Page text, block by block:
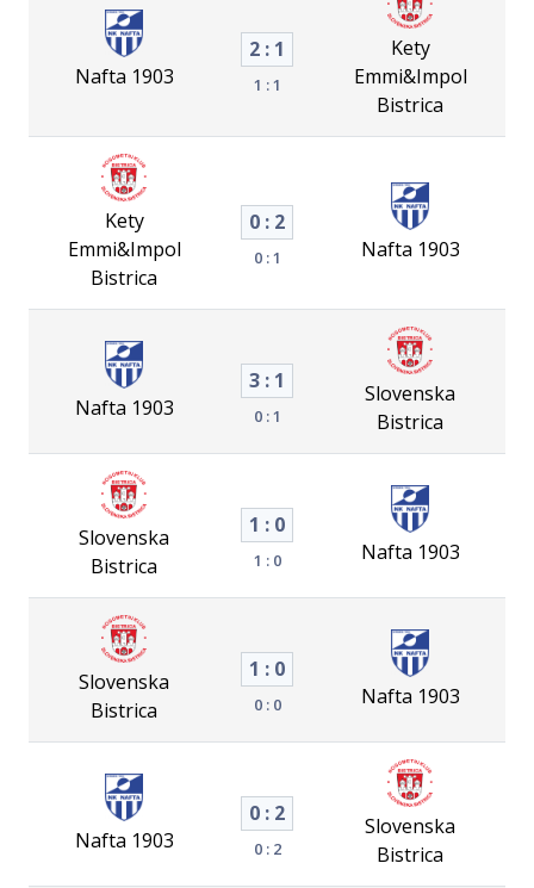
Nafta 1903
2 : 1
1 : 1
Kety
Emmi&Impol
Bistrica
Kety
Emmi&Impol
Bistrica
0 : 2
0 : 1 Nafta 1903
Nafta 1903
3 : 1
0 : 1
Slovenska
Bistrica
Slovenska
Bistrica
1 : 0
1 : 0 Nafta 1903
Slovenska
Bistrica
1 : 0
0 : 0 Nafta 1903
Nafta 1903
0 : 2
0 : 2
Slovenska
Bistrica